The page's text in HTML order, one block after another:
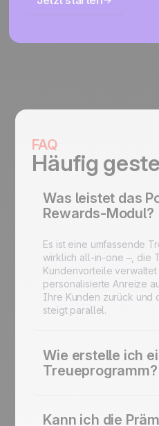
FAQ
Häufig
Was leistet das
Rewards-Modul?
Es ist eine umfassende
wirklich all-in-one –, die
Kundenvorteile
personalisierte Anreize
Ihre Kunden zurück und
steigt parallel.
Wie erstelle ich
Treueprogramm?
automatisierte
Kann ich die